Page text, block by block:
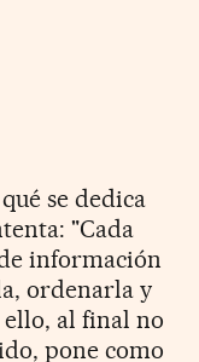
se dedica
"Cada
información
ordenarla y
al final no
pone como